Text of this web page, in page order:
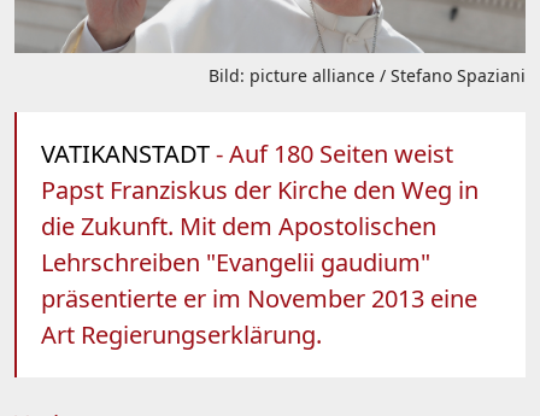
Bild: picture alliance / Stefano Spaziani
VATIKANSTADT- Auf 180 Seiten weist
Papst Franziskus der Kirche den Weg in
die Zukunft. Mit dem Apostolischen
Lehrschreiben "Evangelii gaudium"
präsentierte er im November 2013 eine
Art Regierungserklärung.